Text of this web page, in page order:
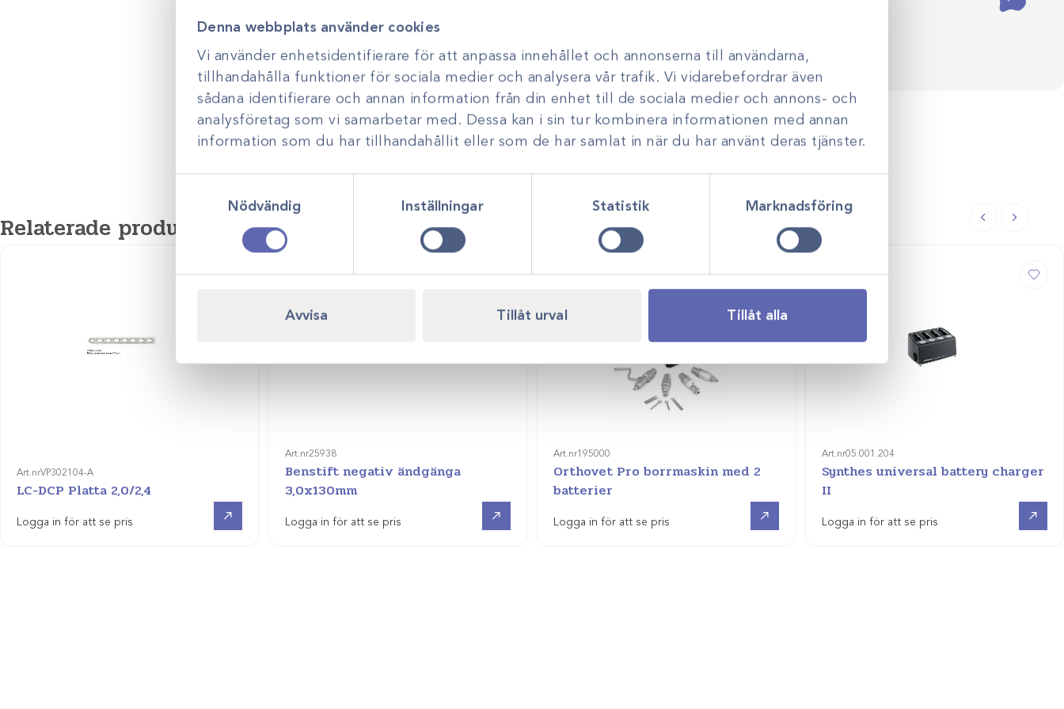
Denna webbplats använder cookies
Vi använder enhetsidentifierare för att anpassa innehållet och annonserna till användarna,
tillhandahålla funktioner för sociala medier och analysera vår trafik. Vi vidarebefordrar även
sådana identifierare och annan information från din enhet till de sociala medier och annons- och
analysföretag som vi samarbetar med. Dessa kan i sin tur kombinera informationen med annan
information som du har tillhandahållit eller som de har samlat in när du har använt deras tjänster.
Nödvändig
Inställningar Statistik Marknadsföring
Avvisa Tillåt urval Tillåt alla
ortopediska verksamhet med fokus på bl.a. ledkonstruktion och trauma, och erbjuder
Relaterade produkter
Art.nrVP302104-A
LC-DCP Platta 2,0/2,4
Logga in för att se pris
Art.nr25938
Benstift negativ ändgänga
3,0x130mm
Logga in för att se pris
Art.nr195000
Orthovet Pro borrmaskin med 2
batterier
Logga in för att se pris
Art.nr05.001.204
Synthes universal battery charger
II
Logga in för att se pris